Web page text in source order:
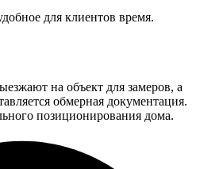
для клиентов время.
на объект для замеров, а
обмерная документация.
позиционирования дома.